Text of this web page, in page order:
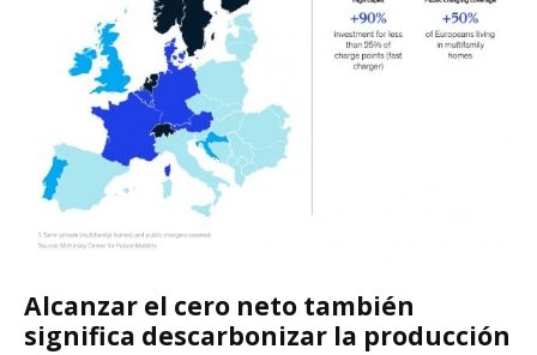
Alcanzar el cero neto también
significa descarbonizar la producción